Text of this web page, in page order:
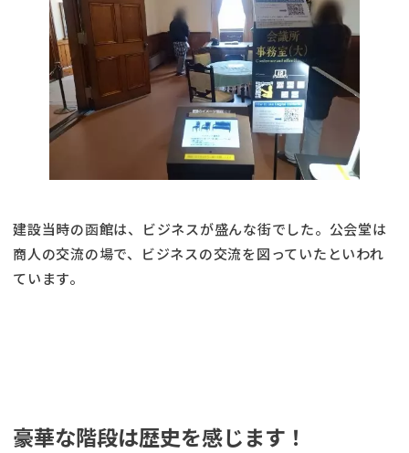
建設当時の函館は、ビジネスが盛んな街でした。公会堂は
商人の交流の場で、ビジネスの交流を図っていたといわれ
ています。
豪華な階段は歴史を感じます！